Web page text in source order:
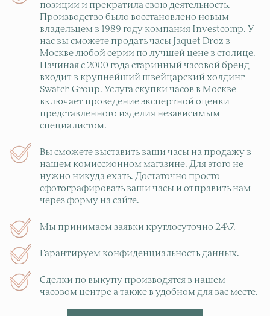
позиции и прекратила свою деятельность.
Производство было восстановлено новым
владельцем в 1989 году компания Investcomp. У
нас вы сможете продать часы Jaquet Droz в
Москве любой серии по лучшей цене в столице.
Начиная с 2000 года старинный часовой бренд
входит в крупнейший швейцарский холдинг
Swatch Group. Услуга скупки часов в Москве
включает проведение экспертной оценки
представленного изделия независимым
специалистом.
Вы сможете выставить ваши часы на продажу в
нашем комиссионном магазине. Для этого не
нужно никуда ехать. Достаточно просто
сфотографировать ваши часы и отправить нам
через форму на сайте.
Мы принимаем заявки круглосуточно 24\7.
Гарантируем конфиденциальность данных.
Сделки по выкупу производятся в нашем
часовом центре а также в удобном для вас месте.